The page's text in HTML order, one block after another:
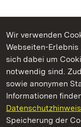
Wir verwenden
Webseiten-
sich dabei um
notwendig sind.
sowie anonymen
Informationen
Speicherung der
Kommen.
Staatliche Schlösser